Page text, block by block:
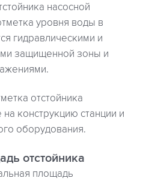
насосной
уровня воды в
гидравлическими и
защищенной зоны и
отстойника
конструкцию станции и
оборудования.
отстойника
площадь